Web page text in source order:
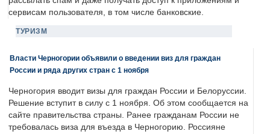
сервисам пользователя, в том числе банковские.
ТУРИЗМ
Власти Черногории объявили о введении виз для граждан
России и ряда других стран с 1 ноября
Черногория вводит визы для граждан России и Белоруссии.
Решение вступит в силу с 1 ноября. Об этом сообщается на
сайте правительства страны. Ранее гражданам России не
требовалась виза для въезда в Черногорию. Россияне